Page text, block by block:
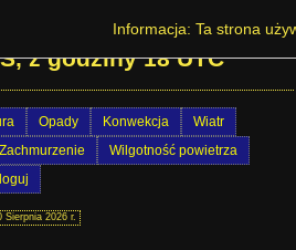
w Polsce - strona główna
z godziny 18 UTC
Opady Konwekcja
Wiatr
Zachmurzenie
Wilgotność powietrza
Sierpnia 2026 r.
Informacja: Ta strona